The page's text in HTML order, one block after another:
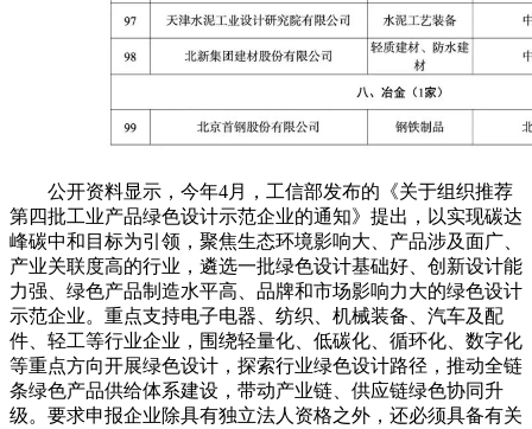
公开资料显示，今年4月，工信部发布的《关于组织推荐
第四批工业产品绿色设计示范企业的通知》提出，以实现碳达
峰碳中和目标为引领，聚焦生态环境影响大、产品涉及面广、
产业关联度高的行业，遴选一批绿色设计基础好、创新设计能
力强、绿色产品制造水平高、品牌和市场影响力大的绿色设计
示范企业。重点支持电子电器、纺织、机械装备、汽车及配
件、轻工等行业企业，围绕轻量化、低碳化、循环化、数字化
等重点方向开展绿色设计，探索行业绿色设计路径，推动全链
条绿色产品供给体系建设，带动产业链、供应链绿色协同升
级。要求申报企业除具有独立法人资格之外，还必须具备有关